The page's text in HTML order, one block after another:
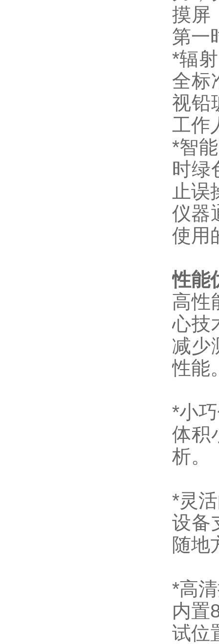
摸屏
第一
*辐
全标
视铅
工作
*智
时绿
止误
仪器
使用
性能
高性
心技
减少
性能
*小
体积
析。
*灵
设备
随地
*高
内置
试位